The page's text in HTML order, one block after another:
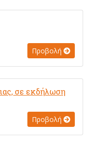
Προβολή
σε εκδήλωση
Προβολή